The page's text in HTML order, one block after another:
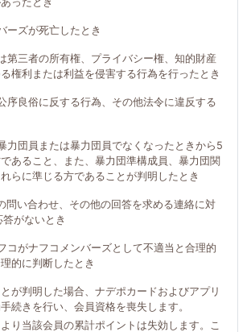
ーズが死亡したとき
第三者の所有権、プライバシー権、知的財産
権利または利益を侵害する行為を行ったとき
序良俗に反する行為、その他法令に違反する
力団員または暴力団員でなくなったときから5
あること、また、暴力団準構成員、暴力団関
らに準じる方であることが判明したとき
問い合わせ、その他の回答を求める連絡に対
がないとき
コがナフコメンバーズとして不適当と合理的
的に判断したとき
が判明した場合、ナデポカードおよびアプリ
続きを行い、会員資格を喪失します。
り当該会員の累計ポイントは失効します。こ